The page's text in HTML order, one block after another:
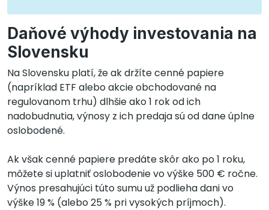
Daňové výhody investovania na
Slovensku
Na Slovensku platí, že ak držíte cenné papiere
(napríklad ETF alebo akcie obchodované na
regulovanom trhu) dlhšie ako 1 rok od ich
nadobudnutia, výnosy z ich predaja sú od dane úplne
oslobodené.
Ak však cenné papiere predáte skôr ako po 1 roku,
môžete si uplatniť oslobodenie vo výške 500 € ročne.
Výnos presahujúci túto sumu už podlieha dani vo
výške 19 % (alebo 25 % pri vysokých príjmoch).